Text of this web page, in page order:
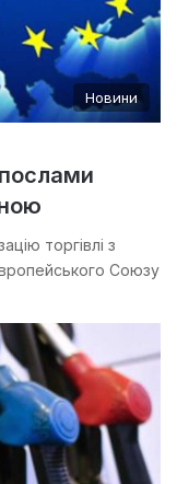
Новини
торгівлі з
Союзу